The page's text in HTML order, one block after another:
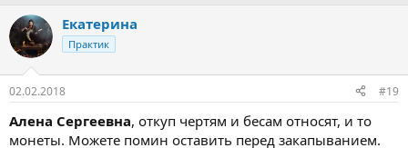
Екатерина
Практик
02.02.2018 #19
Алена Сергеевна, откуп чертям и бесам относят, и то
монеты. Можете помин оставить перед закапыванием.